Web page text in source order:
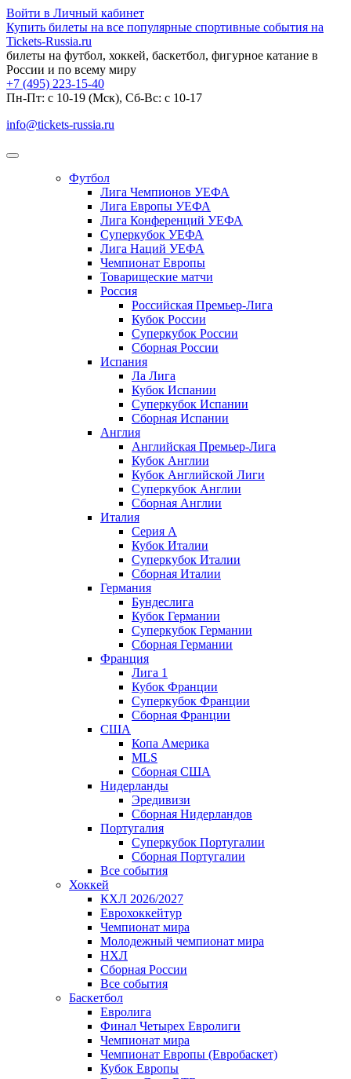
Войти в Личный кабинет
Купить билеты на все популярные спортивные события на
Tickets-Russia.ru
билеты на футбол, хоккей, баскетбол, фигурное катание в
России и по всему миру
+7 (495) 223-15-40
Пн-Пт: c 10-19 (Мск), Сб-Вс: с 10-17
info@tickets-russia.ru
Футбол
Лига Чемпионов УЕФА
Лига Европы УЕФА
Лига Конференций УЕФА
Суперкубок УЕФА
Лига Наций УЕФА
Чемпионат Европы
Товарищеские матчи
Россия
Российская Премьер-Лига
Кубок России
Суперкубок России
Сборная России
Испания
Ла Лига
Кубок Испании
Суперкубок Испании
Сборная Испании
Англия
Английская Премьер-Лига
Кубок Англии
Кубок Английской Лиги
Суперкубок Англии
Сборная Англии
Италия
Серия А
Кубок Италии
Суперкубок Италии
Сборная Италии
Германия
Бундеслига
Кубок Германии
Суперкубок Германии
Сборная Германии
Франция
Лига 1
Кубок Франции
Суперкубок Франции
Сборная Франции
США
Копа Америка
MLS
Сборная США
Нидерланды
Эредивизи
Сборная Нидерландов
Португалия
Суперкубок Португалии
Сборная Португалии
Все события
Хоккей
КХЛ 2026/2027
Еврохоккейтур
Чемпионат мира
Молодежный чемпионат мира
НХЛ
Сборная России
Все события
Баскетбол
Евролига
Финал Четырех Евролиги
Чемпионат мира
Чемпионат Европы (Евробаскет)
Кубок Европы